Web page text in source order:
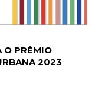
O PRÉMIO
2023